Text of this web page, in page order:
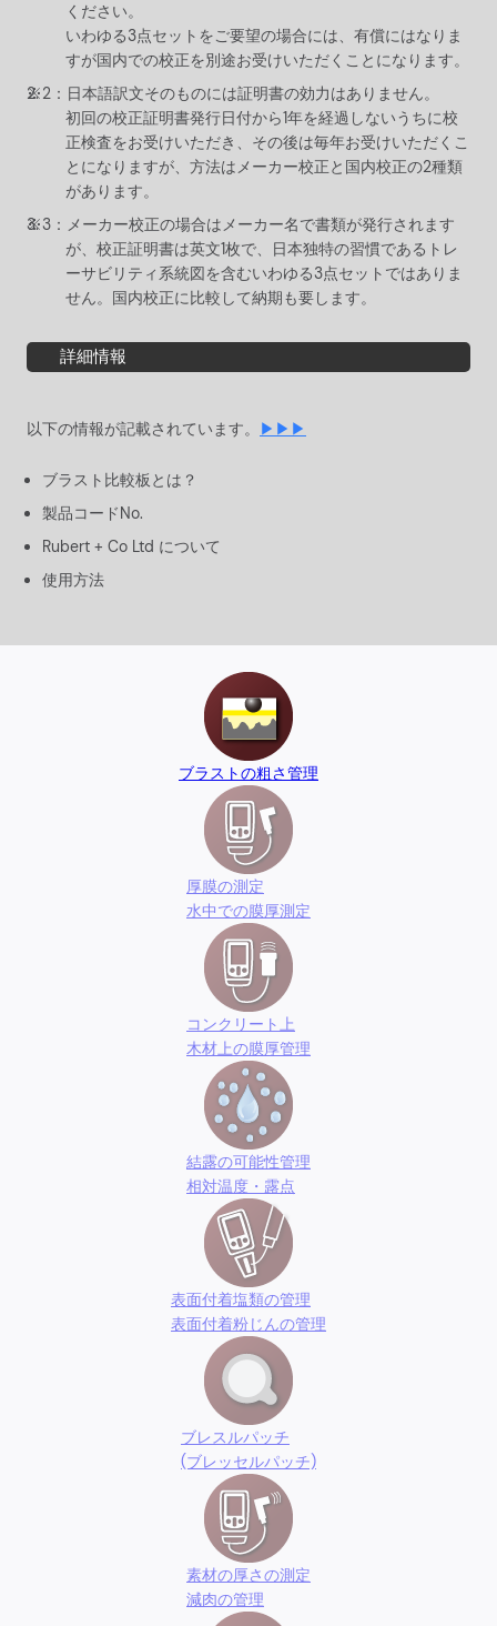
厚膜の測定
水中での膜厚測定
コンクリート上
木材上の膜厚管理
ブラストの粗さ管理
結露の可能性管理
相対温度・露点
表面付着塩類の管理
表面付着粉じんの管理
ブレスルパッチ
(ブレッセルパッチ)
素材の厚さの測定
減肉の管理
ください。
いわゆる3点セットをご要望の場合には、有償にはなりま
すが国内での校正を別途お受けいただくことになります。
日本語訳文そのものには証明書の効力はありません。
初回の校正証明書発行日付から1年を経過しないうちに校
正検査をお受けいただき、その後は毎年お受けいただくこ
とになりますが、方法はメーカー校正と国内校正の2種類
があります。
メーカー校正の場合はメーカー名で書類が発行されます
が、校正証明書は英文1枚で、日本独特の習慣であるトレ
ーサビリティ系統図を含むいわゆる3点セットではありま
せん。国内校正に比較して納期も要します。
詳細情報
以下の情報が記載されています。 ▶▶▶
ブラスト比較板とは？
製品コードNo.
Rubert + Co Ltd について
使用方法